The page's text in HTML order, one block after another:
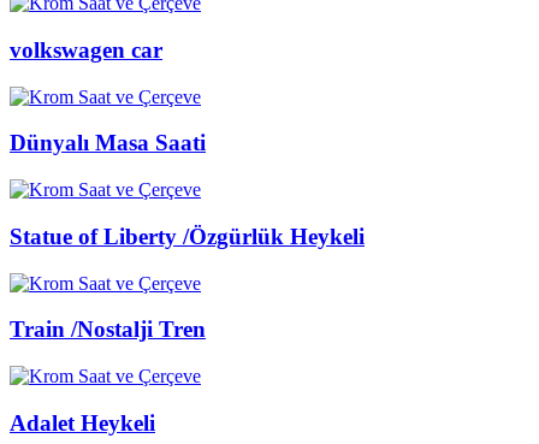
volkswagen car
Dünyalı Masa Saati
Statue of Liberty /Özgürlük Heykeli
Train /Nostalji Tren
Adalet Heykeli